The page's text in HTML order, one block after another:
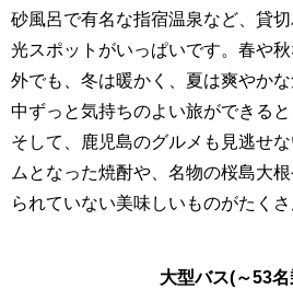
砂風呂で有名な指宿温泉など、貸
光スポットがいっぱいです。春や
外でも、冬は暖かく、夏は爽やか
中ずっと気持ちのよい旅ができると
そして、鹿児島のグルメも見逃せ
ムとなった焼酎や、名物の桜島大
られていない美味しいものがたくさ
大型バス(～53